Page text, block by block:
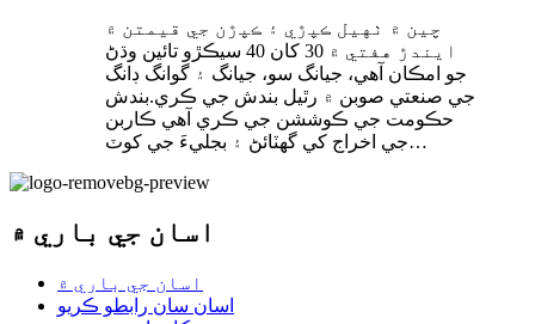
چين ۾ ٺهيل ڪپڙي ۽ ڪپڙن جي قيمتن ۾
ايندڙ هفتي ۾ 30 کان 40 سيڪڙو تائين وڌڻ
جو امڪان آهي، جيانگ سو، جيانگ ۽ گوانگ ڊانگ
جي صنعتي صوبن ۾ رٿيل بندش جي ڪري.بندش
حڪومت جي ڪوششن جي ڪري آهي ڪاربن
جي اخراج کي گهٽائڻ ۽ بجليءَ جي کوٽ…
اسان جي باري ۾
اسان جي باري ۾
اسان سان رابطو ڪريو